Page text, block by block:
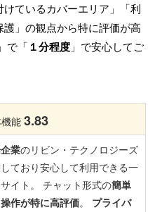
ているカバーエリア」「利
」の観点から特に評価が高
で「 １分程度 」で安心してご